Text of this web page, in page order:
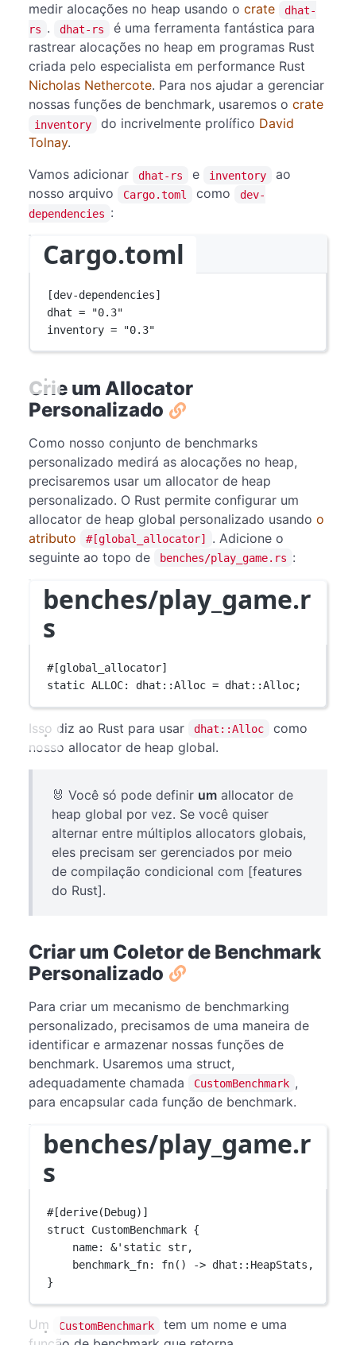
medir alocações no heap usando o crate
dhat-
rs . dhat-rs
é uma ferramenta fantástica para
rastrear alocações no heap em programas Rust
criada pelo especialista em performance Rust
Nicholas Nethercote. Para nos ajudar a gerenciar
nossas funções de benchmark, usaremos o crate
inventory do incrivelmente prolífico David
Tolnay.
Vamos adicionar
dhat-rs e inventory
ao
nosso arquivo
Cargo.toml como
dev-
dependencies :
Cargo.toml
[dev-dependencies]
dhat =
"0.3"
inventory =
"0.3"
Crie um Allocator
Personalizado
Como nosso conjunto de benchmarks
personalizado medirá as alocações no heap,
precisaremos usar um allocator de heap
personalizado. O Rust permite configurar um
allocator de heap global personalizado usando o
atributo
#[global_allocator]
. Adicione o
seguinte ao topo de
benches/play_game.rs :
benches/play_game.r
s
#[global_allocator]
static ALLOC: dhat ::Alloc = dhat ::Alloc;
Isso diz ao Rust para usar dhat::Alloc
como
nosso allocator de heap global.
🐰 Você só pode definir um allocator de
heap global por vez. Se você quiser
alternar entre múltiplos allocators globais,
eles precisam ser gerenciados por meio
de compilação condicional com [features
do Rust].
Criar um Coletor de Benchmark
Personalizado
Para criar um mecanismo de benchmarking
personalizado, precisamos de uma maneira de
identificar e armazenar nossas funções de
benchmark. Usaremos uma struct,
adequadamente chamada
CustomBenchmark ,
para encapsular cada função de benchmark.
benches/play_game.r
s
#[derive(Debug)]
struct
CustomBenchmark {
name: &' static str,
benchmark_fn: fn() -> dhat :: HeapStats ,
}
Um CustomBenchmark
tem um nome e uma